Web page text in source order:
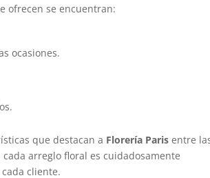
ofrecen se encuentran:
ocasiones.
que destacan a Florería Paris entre
arreglo floral es cuidadosamente
cliente.